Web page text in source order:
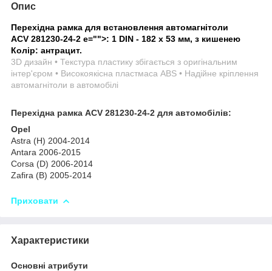
Опис
Перехідна рамка для встановлення автомагнітоли
ACV 281230-24-2 e="">: 1 DIN - 182 x 53 мм, з кишенею
Колір: антрацит.
3D дизайн • Текстура пластику збігається з оригінальним
інтер'єром • Високоякісна пластмаса ABS • Надійне кріплення
автомагнітоли в автомобілі
Перехідна рамка ACV 281230-24-2 для автомобілів:
Opel
Astra (H) 2004-2014
Antara 2006-2015
Corsa (D) 2006-2014
Zafira (B) 2005-2014
Приховати
Характеристики
Основні атрибути